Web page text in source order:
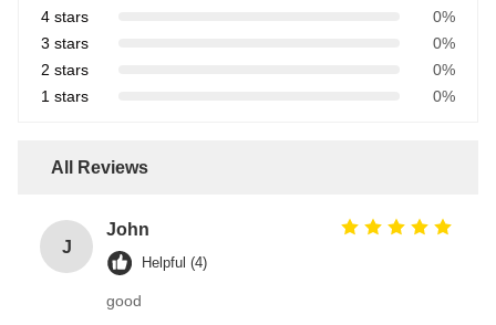
4 stars
0%
3 stars
0%
2 stars
0%
1 stars
0%
All Reviews
J
John
Helpful (4)
good